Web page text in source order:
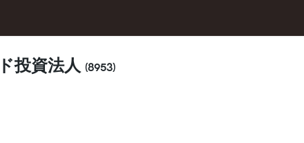
投資法人 (8953)